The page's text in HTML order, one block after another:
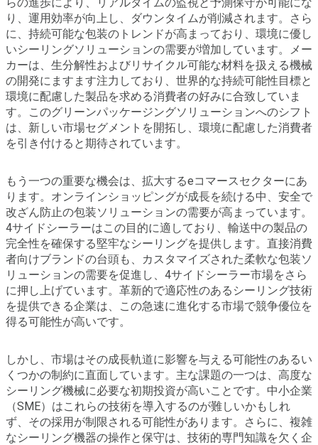
り、運用効率が向上し、ダウンタイムが削減されます。さら
に、持続可能な包装のトレンドが高まっており、環境に優し
いシーリングソリューションの需要が増加しています。メー
カーは、生分解性およびリサイクル可能な材料を扱える機械
の開発にますます注力しており、世界的な持続可能性目標と
環境に配慮した製品を求める消費者の好みに合致していま
す。このグリーンパッケージングソリューションへのシフト
は、新しい市場セグメントを開拓し、環境に配慮した消費者
を引き付けると期待されています。
もう一つの重要な機会は、拡大するeコマースセクターにあ
ります。オンラインショッピングが成長を続ける中、安全で
改ざん防止の包装ソリューションの需要が高まっています。
4サイドシーラーはこの目的に適しており、輸送中の製品の
完全性を確保する堅牢なシーリングを提供します。直接消費
者向けブランドの台頭も、カスタマイズされた柔軟な包装ソ
リューションの需要を促進し、4サイドシーラー市場をさら
に押し上げています。革新的で適応性のあるシーリング技術
を提供できる企業は、この急速に進化する市場で競争優位を
得る可能性が高いです。
しかし、市場はその成長軌道に影響を与える可能性のあるい
くつかの制約に直面しています。主な課題の一つは、高度な
シーリング機械に必要な初期投資が高いことです。中小企業
（SME）はこれらの技術を導入するのが難しいかもしれ
ず、その採用が制限される可能性があります。さらに、複雑
なシーリング機器の操作と保守は、技術的専門知識を欠く企